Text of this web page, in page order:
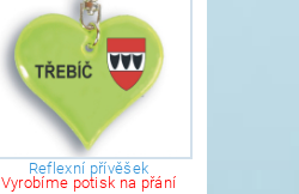
Reflexní přívěšek
Vyrobíme potisk na přání